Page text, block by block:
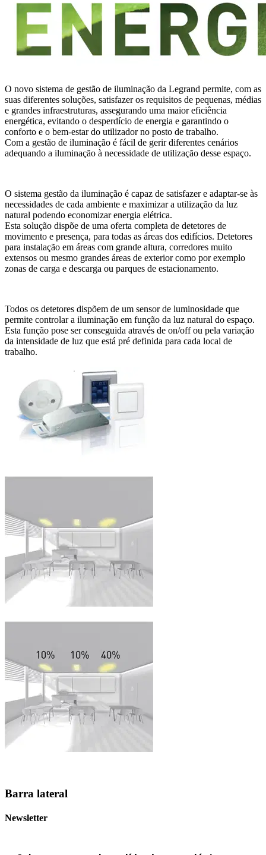
O novo sistema de gestão de iluminação da Legrand permite, com as
suas diferentes soluções, satisfazer os requisitos de pequenas, médias
e grandes infraestruturas, assegurando uma maior eficiência
energética, evitando o desperdício de energia e garantindo o
conforto e o bem-estar do utilizador no posto de trabalho.
Com a gestão de iluminação é fácil de gerir diferentes cenários
adequando a iluminação à necessidade de utilização desse espaço.
O sistema gestão da iluminação é capaz de satisfazer e adaptar-se às
necessidades de cada ambiente e maximizar a utilização da luz
natural podendo economizar energia elétrica.
Esta solução dispõe de uma oferta completa de detetores de
movimento e presença, para todas as áreas dos edifícios. Detetores
para instalação em áreas com grande altura, corredores muito
extensos ou mesmo grandes áreas de exterior como por exemplo
zonas de carga e descarga ou parques de estacionamento.
Todos os detetores dispõem de um sensor de luminosidade que
permite controlar a iluminação em função da luz natural do espaço.
Esta função pose ser conseguida através de on/off ou pela variação
da intensidade de luz que está pré definida para cada local de
trabalho.
Barra lateral
Newsletter